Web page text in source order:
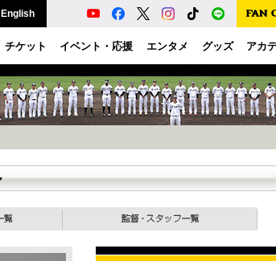
English
チケット イベント・応援 エンタメ グッズ アカ